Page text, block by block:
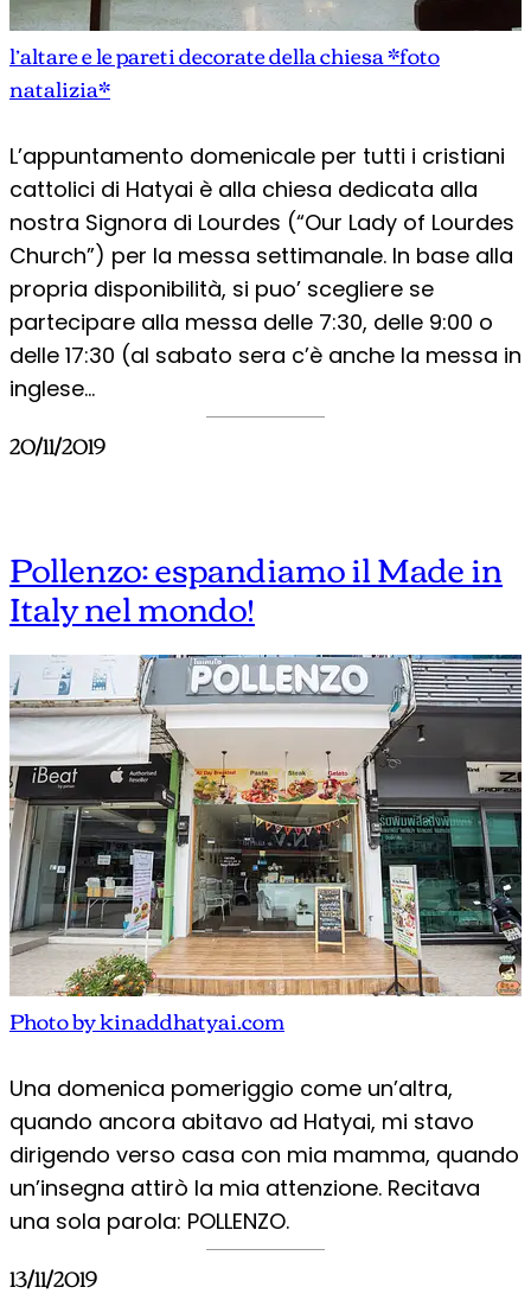
l’altare e le pareti decorate della chiesa *foto
natalizia*
L’appuntamento domenicale per tutti i cristiani
cattolici di Hatyai è alla chiesa dedicata alla
nostra Signora di Lourdes (“Our Lady of Lourdes
Church”) per la messa settimanale. In base alla
propria disponibilità, si puo’ scegliere se
partecipare alla messa delle 7:30, delle 9:00 o
delle 17:30 (al sabato sera c’è anche la messa in
inglese…
20/11/2019
Pollenzo: espandiamo il Made in
Italy nel mondo!
Photo by kinaddhatyai.com
Una domenica pomeriggio come un’altra,
quando ancora abitavo ad Hatyai, mi stavo
dirigendo verso casa con mia mamma, quando
un’insegna attirò la mia attenzione. Recitava
una sola parola: POLLENZO.
13/11/2019